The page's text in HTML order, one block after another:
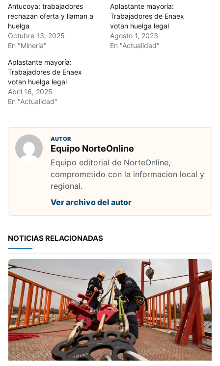
Antucoya: trabajadores
rechazan oferta y llaman a
huelga
Octubre 13, 2025
En "Minería"
Aplastante mayoría:
Trabajadores de Enaex
votan huelga legal
Agosto 1, 2023
En "Actualidad"
Aplastante mayoría:
Trabajadores de Enaex
votan huelga legal
Abril 16, 2025
En "Actualidad"
AUTOR
Equipo NorteOnline
Equipo editorial de NorteOnline,
comprometido con la informacion local y
regional.
Ver archivo del autor
NOTICIAS RELACIONADAS